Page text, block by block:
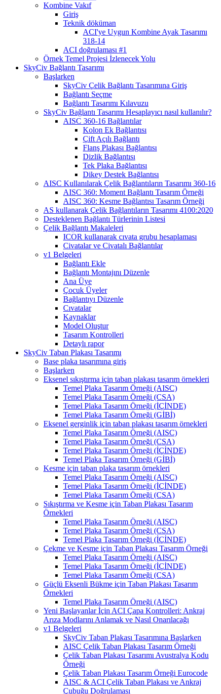
Kombine Vakıf
Giriş
Teknik döküman
ACI'ye Uygun Kombine Ayak Tasarımı
318-14
ACI doğrulaması #1
Örnek Temel Projesi İzlenecek Yolu
SkyCiv Bağlantı Tasarımı
Başlarken
SkyCiv Çelik Bağlantı Tasarımına Giriş
Bağlantı Seçme
Bağlantı Tasarımı Kılavuzu
SkyCiv Bağlantı Tasarımı Hesaplayıcı nasıl kullanılır?
AISC 360-16 Bağlantılar
Kolon Ek Bağlantısı
Çift Açılı Bağlantı
Flanş Plakası Bağlantısı
Dizlik Bağlantısı
Tek Plaka Bağlantısı
Dikey Destek Bağlantısı
AISC Kullanılarak Çelik Bağlantıların Tasarımı 360-16
AISC 360: Moment Bağlantı Tasarım Örneği
AISC 360: Kesme Bağlantısı Tasarım Örneği
AS kullanarak Çelik Bağlantıların Tasarımı 4100:2020
Desteklenen Bağlantı Türlerinin Listesi
Çelik Bağlantı Makaleleri
ICOR kullanarak cıvata grubu hesaplaması
Civatalar ve Civatalı Bağlantılar
v1 Belgeleri
Bağlantı Ekle
Bağlantı Montajını Düzenle
Ana Üye
Çocuk Üyeler
Bağlantıyı Düzenle
Cıvatalar
Kaynaklar
Model Oluştur
Tasarım Kontrolleri
Detaylı rapor
SkyCiv Taban Plakası Tasarımı
Base plaka tasarımına giriş
Başlarken
Eksenel sıkıştırma için taban plakası tasarım örnekleri
Temel Plaka Tasarım Örneği (AISC)
Temel Plaka Tasarım Örneği (CSA)
Temel Plaka Tasarım Örneği (İÇİNDE)
Temel Plaka Tasarım Örneği (GİBİ)
Eksenel gerginlik için taban plakası tasarım örnekleri
Temel Plaka Tasarım Örneği (AISC)
Temel Plaka Tasarım Örneği (CSA)
Temel Plaka Tasarım Örneği (İÇİNDE)
Temel Plaka Tasarım Örneği (GİBİ)
Kesme için taban plaka tasarım örnekleri
Temel Plaka Tasarım Örneği (AISC)
Temel Plaka Tasarım Örneği (İÇİNDE)
Temel Plaka Tasarım Örneği (CSA)
Sıkıştırma ve Kesme için Taban Plakası Tasarım
Örnekleri
Temel Plaka Tasarım Örneği (AISC)
Temel Plaka Tasarım Örneği (CSA)
Temel Plaka Tasarım Örneği (İÇİNDE)
Çekme ve Kesme için Taban Plakası Tasarım Örneği
Temel Plaka Tasarım Örneği (AISC)
Temel Plaka Tasarım Örneği (İÇİNDE)
Temel Plaka Tasarım Örneği (CSA)
Güçlü Eksenli Bükme için Taban Plakası Tasarım
Örnekleri
Temel Plaka Tasarım Örneği (AISC)
Yeni Başlayanlar İçin ACI Çapa Kontrolleri: Ankraj
Arıza Modlarını Anlamak ve Nasıl Onarılacağı
v1 Belgeleri
SkyCiv Taban Plakası Tasarımına Başlarken
AISC Çelik Taban Plakası Tasarım Örneği
Çelik Taban Plakası Tasarımı Avustralya Kodu
Örneği
Çelik Taban Plakası Tasarım Örneği Eurocode
AISC & ACI Çelik Taban Plakası ve Ankraj
Çubuğu Doğrulaması